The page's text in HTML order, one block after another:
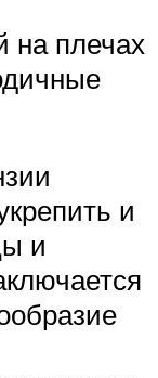
на плечах
и
и